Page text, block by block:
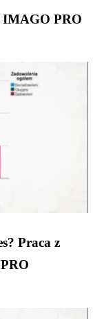
IMAGO PRO
Praca z